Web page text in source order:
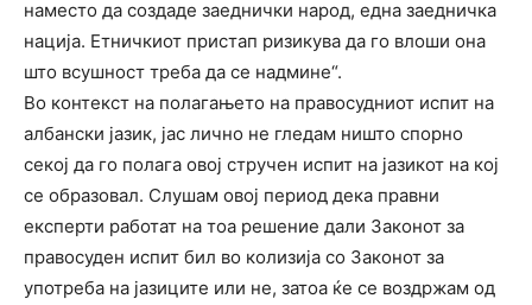
наместо да создаде заеднички народ, една заедничка
нација. Етничкиот пристап ризикува да го влоши она
што всушност треба да се надмине“.
Во контекст на полагањето на правосудниот испит на
албански јазик, јас лично не гледам ништо спорно
секој да го полага овој стручен испит на јазикот на кој
се образовал. Слушам овој период дека правни
експерти работат на тоа решение дали Законот за
правосуден испит бил во колизија со Законот за
употреба на јазиците или не, затоа ќе се воздржам од